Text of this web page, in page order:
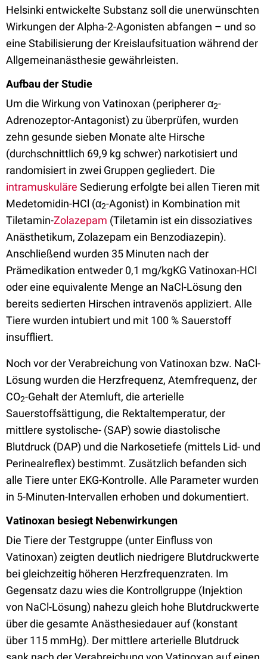
Helsinki entwickelte Substanz soll die unerwünschten
Wirkungen der Alpha-2-Agonisten abfangen – und so
eine Stabilisierung der Kreislaufsituation während der
Allgemeinanästhesie gewährleisten.
Aufbau der Studie
Um die Wirkung von Vatinoxan (peripherer α2-
Adrenozeptor-Antagonist) zu überprüfen, wurden
zehn gesunde sieben Monate alte Hirsche
(durchschnittlich 69,9 kg schwer) narkotisiert und
randomisiert in zwei Gruppen gegliedert. Die
intramuskuläre Sedierung erfolgte bei allen Tieren mit
Medetomidin-HCl (α2-Agonist) in Kombination mit
Tiletamin-Zolazepam (Tiletamin ist ein dissoziatives
Anästhetikum, Zolazepam ein Benzodiazepin).
Anschließend wurden 35 Minuten nach der
Prämedikation entweder 0,1 mg/kgKG Vatinoxan-HCl
oder eine equivalente Menge an NaCl-Lösung den
bereits sedierten Hirschen intravenös appliziert. Alle
Tiere wurden intubiert und mit 100 % Sauerstoff
insuffliert.
Noch vor der Verabreichung von Vatinoxan bzw. NaCl-
Lösung wurden die Herzfrequenz, Atemfrequenz, der
CO2-Gehalt der Atemluft, die arterielle
Sauerstoffsättigung, die Rektaltemperatur, der
mittlere systolische- (SAP) sowie diastolische
Blutdruck (DAP) und die Narkosetiefe (mittels Lid- und
Perinealreflex) bestimmt. Zusätzlich befanden sich
alle Tiere unter EKG-Kontrolle. Alle Parameter wurden
in 5-Minuten-Intervallen erhoben und dokumentiert.
Vatinoxan besiegt Nebenwirkungen
Die Tiere der Testgruppe (unter Einfluss von
Vatinoxan) zeigten deutlich niedrigere Blutdruckwerte
bei gleichzeitig höheren Herzfrequenzraten. Im
Gegensatz dazu wies die Kontrollgruppe (Injektion
von NaCl-Lösung) nahezu gleich hohe Blutdruckwerte
über die gesamte Anästhesiedauer auf (konstant
über 115 mmHg). Der mittlere arterielle Blutdruck